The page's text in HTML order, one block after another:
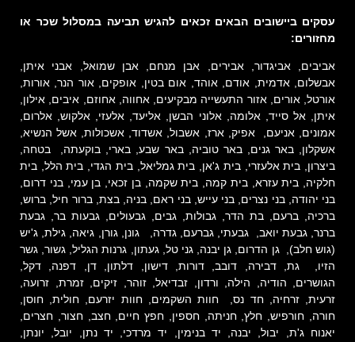
עסקים ביישובים הבאים זכאים להגיש תביעה במסלול שכר או
מחזורים:
אביבים, אביגדור, אבירים, אבן מנחם, אבן שמואל, אבני איתן,
אבשלום, אדמית, אודם, אוהד, אום בטין, אופקים, אור הנר, אורות,
אורטל, אורים, אזור התעשייה מבקיעים, אחווה, אחוזם, איבים, אילון,
איתן, אל סייד, אלומה, אלוני הבשן, אליעד, אלעזי, אלקוש, אלרום,
אמונים, אניעם, אפיק, ארז, אשבול, אשדוד, אשכולות, אשל הנשיא,
אשקלון, באר גנים, באר טוביה, באר שבע, בארי, בוקעתה, בטחה,
ביצרון, בית אלעזרי, בית ג'אן, בית גמליאל, בית הגדי, בית הלל, בית
חלקיה, בית עזרא, בית קמה, בית שקמה, בן זכאי, בן עמי, בני דרום,
בני יהודה, בני נצרים, בני עייש, בני ראם, בניה, בצת, ברור חיל, ברוש,
ברכיה, ברעם, בת הדר, גבולות, גבים, גבעולים, גבעות בר, גבעת
ברנר, גבעת יואב, גבעתי, גברעם, גדרה, גונן, גורן, גיאה, גילת, ג'יש
(גוש חלב), גן הדרום, גן יבנה, גני טל, געתון, גרנות הגליל, גשור, גשר
הזיו, גת, דבירה, דובב, דורות, דישון, דלתון, דן, דפנה, דקל,
הגושרים, הודיה, הילה, ורדון, זבדיאל, זוהר, זיקים, זמרת, זרועה,
זרעית, זרחיה, חד נס, חוות השקמים, חוות יזרעם, חולית, חוסן,
חורה, חורפיש, חלץ, חניתה, חספין, חפץ חיים, חצב, חצור, חצרים,
יאנוח ג'ת, יבול, יבנה, יד בנימין, יד מרדכי, יד נתן, יובל, יונתן,